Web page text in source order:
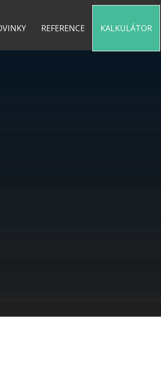
REFERENCE KALKULÁTOR